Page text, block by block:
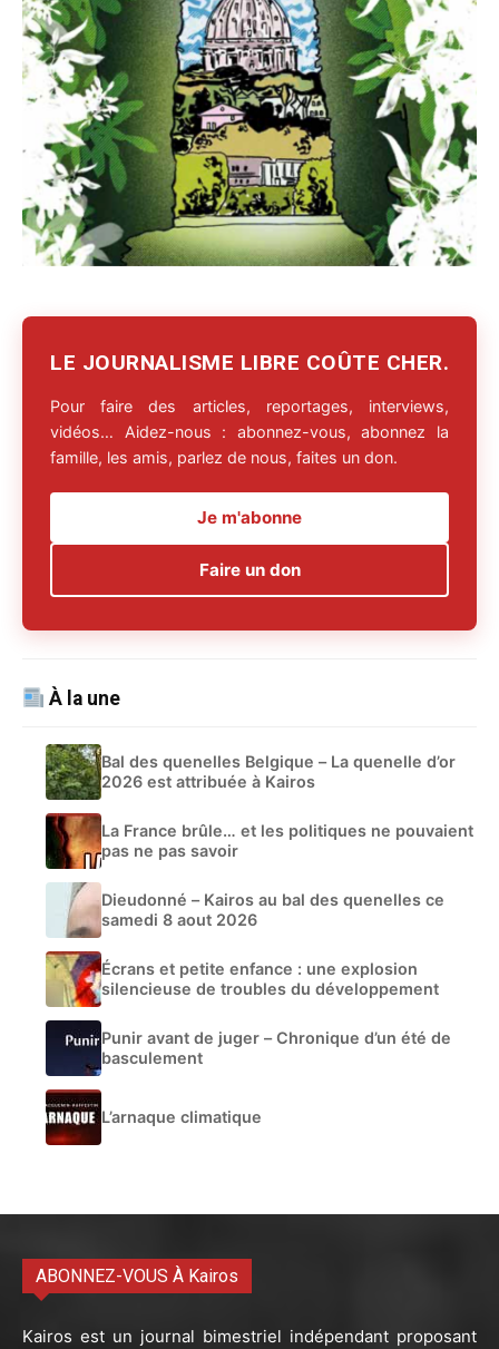
LE JOURNALISME LIBRE COÛTE CHER.
Pour faire des articles, reportages, interviews,
vidéos… Aidez-nous : abonnez-vous, abonnez la
famille, les amis, parlez de nous, faites un don.
Je m'abonne
Faire un don
À la une
Bal des quenelles Belgique – La quenelle d’or
2026 est attribuée à Kairos
La France brûle… et les politiques ne pouvaient
pas ne pas savoir
Dieudonné – Kairos au bal des quenelles ce
samedi 8 aout 2026
Écrans et petite enfance : une explosion
silencieuse de troubles du développement
Punir avant de juger – Chronique d’un été de
basculement
L’arnaque climatique
ABONNEZ-VOUS À Kairos
Kairos est un journal bimestriel indépendant proposant